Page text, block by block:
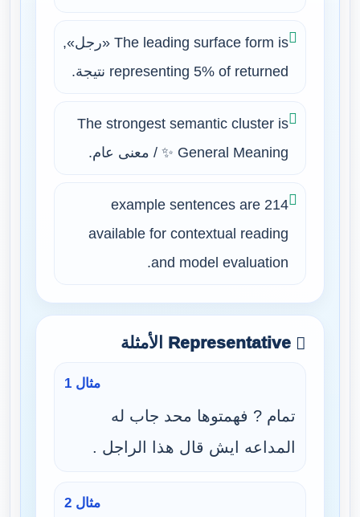
The leading surface form is «رجل»,
representing 5% of returned نتيجة.
The strongest semantic cluster is
✨ General Meaning / معنى عام.
214 example sentences are
available for contextual reading
and model evaluation.
Representative الأمثلة
مثال 1
تمام ? فهمتوها محد جاب له
المداعه ايش قال هذا الراجل .
مثال 2